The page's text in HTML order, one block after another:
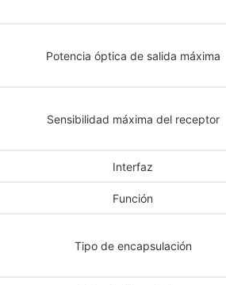
Potencia óptica de salida máxima
Sensibilidad máxima del receptor
Interfaz
Función
Tipo de encapsulación